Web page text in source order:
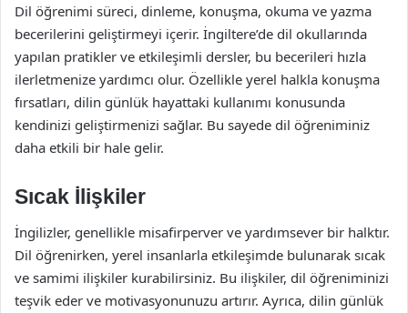
Dil öğrenimi süreci, dinleme, konuşma, okuma ve yazma
becerilerini geliştirmeyi içerir. İngiltere’de dil okullarında
yapılan pratikler ve etkileşimli dersler, bu becerileri hızla
ilerletmenize yardımcı olur. Özellikle yerel halkla konuşma
fırsatları, dilin günlük hayattaki kullanımı konusunda
kendinizi geliştirmenizi sağlar. Bu sayede dil öğreniminiz
daha etkili bir hale gelir.
Sıcak İlişkiler
İngilizler, genellikle misafirperver ve yardımsever bir halktır.
Dil öğrenirken, yerel insanlarla etkileşimde bulunarak sıcak
ve samimi ilişkiler kurabilirsiniz. Bu ilişkiler, dil öğreniminizi
teşvik eder ve motivasyonunuzu artırır. Ayrıca, dilin günlük